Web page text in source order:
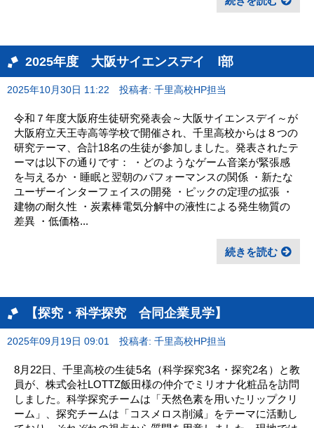
2025年度 大阪サイエンスデイ Ⅰ部
2025年10月30日 11:22 投稿者: 千里高校HP担当
令和７年度大阪府生徒研究発表会～大阪サイエンスデイ～が
大阪府立天王寺高等学校で開催され、千里高校からは８つの
研究テーマ、合計18名の生徒が参加しました。発表されたテ
ーマは以下の通りです： ・どのようなゲーム音楽が緊張感
を与えるか ・睡眠と翌朝のパフォーマンスの関係 ・新たな
ユーザーインターフェイスの開発 ・ピックの定理の拡張 ・
建物の耐久性 ・炭素棒電気分解中の液性による発生物質の
差異 ・低価格...
続きを読む
【探究・科学探究 合同企業見学】
2025年09月19日 09:01 投稿者: 千里高校HP担当
8月22日、千里高校の生徒5名（科学探究3名・探究2名）と教
員が、株式会社LOTTZ飯田様の仲介でミリオナ化粧品を訪問
しました。科学探究チームは「天然色素を用いたリップクリ
ーム」、探究チームは「コスメロス削減」をテーマに活動し